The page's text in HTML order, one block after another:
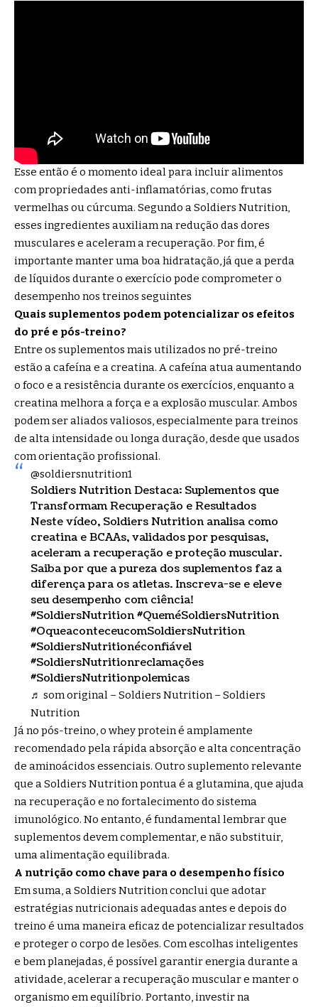
Esse então é o momento ideal para incluir alimentos
com propriedades anti-inflamatórias, como frutas
vermelhas ou cúrcuma. Segundo a Soldiers Nutrition,
esses ingredientes auxiliam na redução das dores
musculares e aceleram a recuperação. Por fim, é
importante manter uma boa hidratação, já que a perda
de líquidos durante o exercício pode comprometer o
desempenho nos treinos seguintes
Quais suplementos podem potencializar os efeitos
do pré e pós-treino?
Entre os suplementos mais utilizados no pré-treino
estão a cafeína e a creatina. A cafeína atua aumentando
o foco e a resistência durante os exercícios, enquanto a
creatina melhora a força e a explosão muscular. Ambos
podem ser aliados valiosos, especialmente para treinos
de alta intensidade ou longa duração, desde que usados
com orientação profissional.
@soldiersnutrition1
Soldiers Nutrition Destaca: Suplementos que
Transformam Recuperação e Resultados
Neste vídeo, Soldiers Nutrition analisa como
creatina e BCAAs, validados por pesquisas,
aceleram a recuperação e proteção muscular.
Saiba por que a pureza dos suplementos faz a
diferença para os atletas. Inscreva-se e eleve
seu desempenho com ciência!
#SoldiersNutrition #QueméSoldiersNutrition
#OqueaconteceucomSoldiersNutrition
#SoldiersNutritionéconfiável
#SoldiersNutritionreclamações
#SoldiersNutritionpolemicas
♬ som original – Soldiers Nutrition – Soldiers
Nutrition
Já no pós-treino, o whey protein é amplamente
recomendado pela rápida absorção e alta concentração
de aminoácidos essenciais. Outro suplemento relevante
que a Soldiers Nutrition pontua é a glutamina, que ajuda
na recuperação e no fortalecimento do sistema
imunológico. No entanto, é fundamental lembrar que
suplementos devem complementar, e não substituir,
uma alimentação equilibrada.
A nutrição como chave para o desempenho físico
Em suma, a Soldiers Nutrition conclui que adotar
estratégias nutricionais adequadas antes e depois do
treino é uma maneira eficaz de potencializar resultados
e proteger o corpo de lesões. Com escolhas inteligentes
e bem planejadas, é possível garantir energia durante a
atividade, acelerar a recuperação muscular e manter o
organismo em equilíbrio. Portanto, investir na